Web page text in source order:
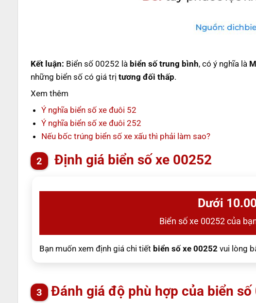
Kết luận: Biển số 00252 là biển số trung bình, có ý nghĩa là
những biển số có giá trị tương đối thấp.
Xem thêm
Ý nghĩa biển số xe đuôi 52
Ý nghĩa biển số xe đuôi 252
Nếu bốc trúng biển số xe xấu thì phải làm sao?
Định giá biển số xe 00252
Dưới
Biển số xe 00252 của
Bạn muốn xem định giá chi tiết biển số xe 00252vui lòng
Đánh giá độ phù hợp của biển